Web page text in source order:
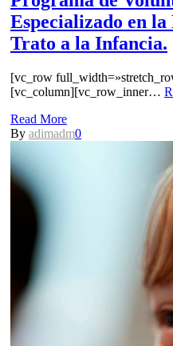
Especializado en
Trato a la Infancia.
[vc_row
[vc_column][vc_row_inner…
Read More
By adimadm0